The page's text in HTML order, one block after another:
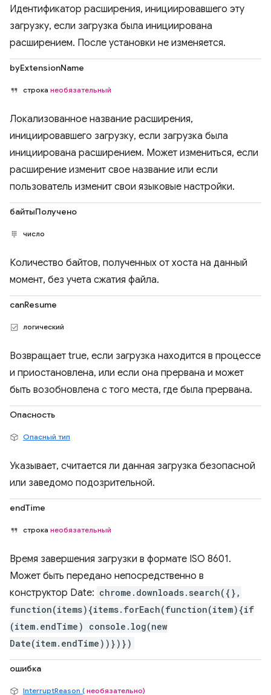
Идентификатор расширения, инициировавшего эту
загрузку, если загрузка была инициирована
расширением. После установки не изменяется.
byExtensionName
строка необязательный
Локализованное название расширения,
инициировавшего загрузку, если загрузка была
инициирована расширением. Может измениться, если
расширение изменит свое название или если
пользователь изменит свои языковые настройки.
байтыПолучено
число
Количество байтов, полученных от хоста на данный
момент, без учета сжатия файла.
canResume
логический
Возвращает true, если загрузка находится в процессе
и приостановлена, или если она прервана и может
быть возобновлена ​​с того места, где была прервана.
Опасность
Опасный тип
Указывает, считается ли данная загрузка безопасной
или заведомо подозрительной.
endTime
строка необязательный
Время завершения загрузки в формате ISO 8601.
Может быть передано непосредственно в
конструктор Date: chrome.downloads.search({},
function(items){items.forEach(function(item){if
(item.endTime) console.log(new
Date(item.endTime))})})
ошибка
InterruptReason ( необязательно)